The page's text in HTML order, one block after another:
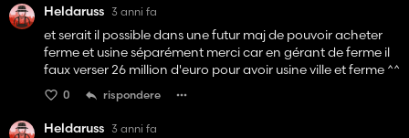
Heldaruss 3 anni fa
et serait il possible dans une futur maj de pouvoir acheter
ferme et usine séparément merci car en gérant de ferme il
faux verser 26 million d'euro pour avoir usine ville et ferme ^^
0 rispondere
Heldaruss 3 anni fa